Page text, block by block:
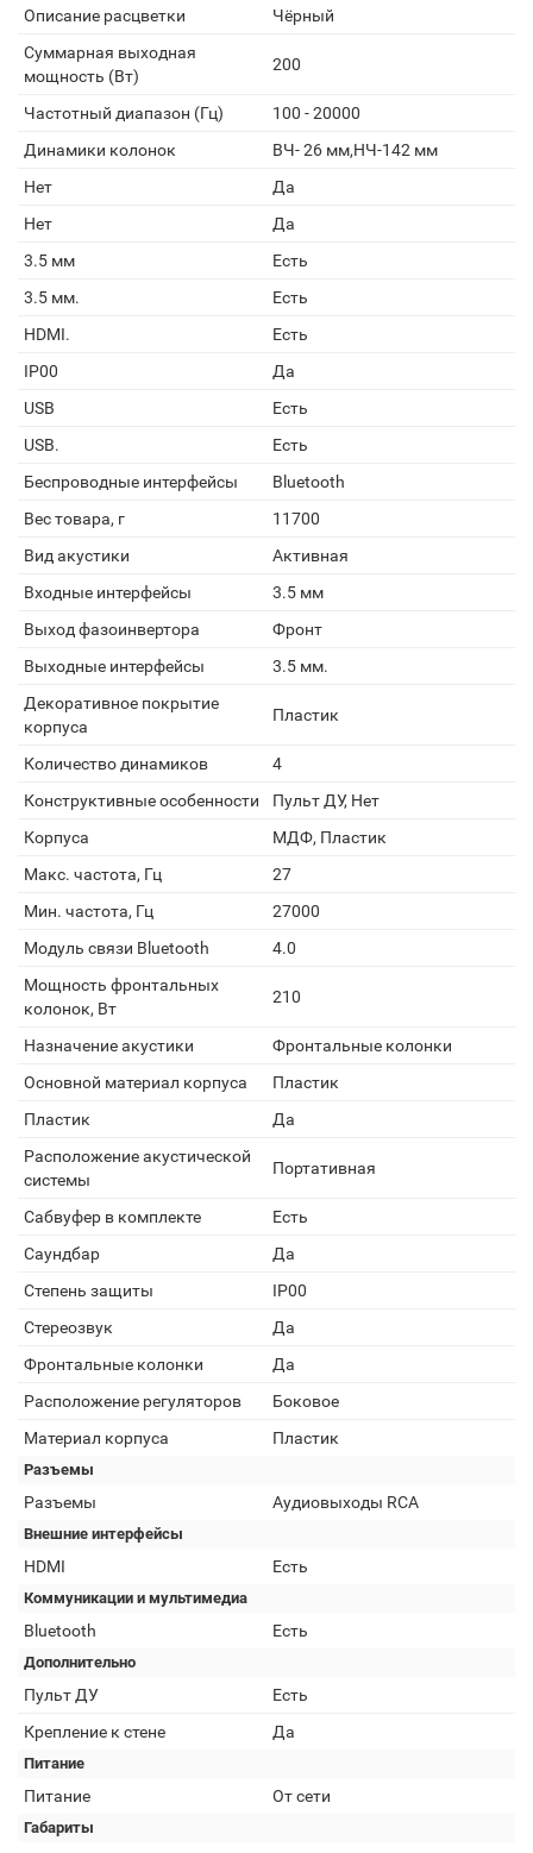
Описание расцветки
Чёрный
Суммарная выходная
мощность (Вт)
200
Частотный диапазон (Гц)
100 - 20000
Динамики колонок
ВЧ- 26 мм,НЧ-142 мм
Нет
Да
Нет
Да
3.5 мм
Есть
3.5 мм.
Есть
HDMI.
Есть
IP00
Да
USB
Есть
USB.
Есть
Беспроводные интерфейсы
Bluetooth
Вес товара, г
11700
Вид акустики
Активная
Входные интерфейсы
3.5 мм
Выход фазоинвертора
Фронт
Выходные интерфейсы
3.5 мм.
Декоративное покрытие
корпуса
Пластик
Количество динамиков
4
Конструктивные особенности
Пульт ДУ, Нет
Корпуса
МДФ, Пластик
Макс. частота, Гц
27
Мин. частота, Гц
27000
Модуль связи Bluetooth
4.0
Мощность фронтальных
колонок, Вт
210
Назначение акустики
Фронтальные колонки
Основной материал корпуса
Пластик
Пластик
Да
Расположение акустической
системы
Портативная
Сабвуфер в комплекте
Есть
Саундбар
Да
Степень защиты
IP00
Стереозвук
Да
Фронтальные колонки
Да
Расположение регуляторов
Боковое
Материал корпуса
Пластик
Разъемы
Разъемы Аудиовыходы RCA
Внешние интерфейсы
HDMI Есть
Коммуникации и мультимедиа
Bluetooth Есть
Дополнительно
Пульт ДУ
Есть
Крепление к стене
Да
Питание
Питание От сети
Габариты